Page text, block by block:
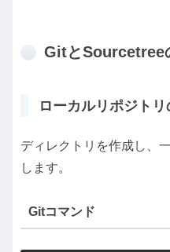
GitとSourcetree
ローカルリポジト
ディレクトリを作成し、
します。
Gitコマンド